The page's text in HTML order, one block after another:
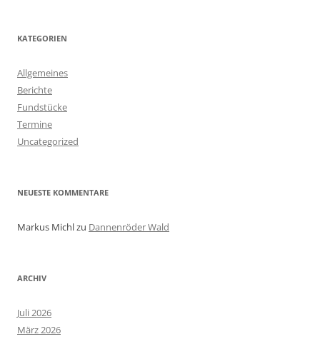
KATEGORIEN
Allgemeines
Berichte
Fundstücke
Termine
Uncategorized
NEUESTE KOMMENTARE
Markus Michlzu Dannenröder Wald
ARCHIV
Juli 2026
März 2026